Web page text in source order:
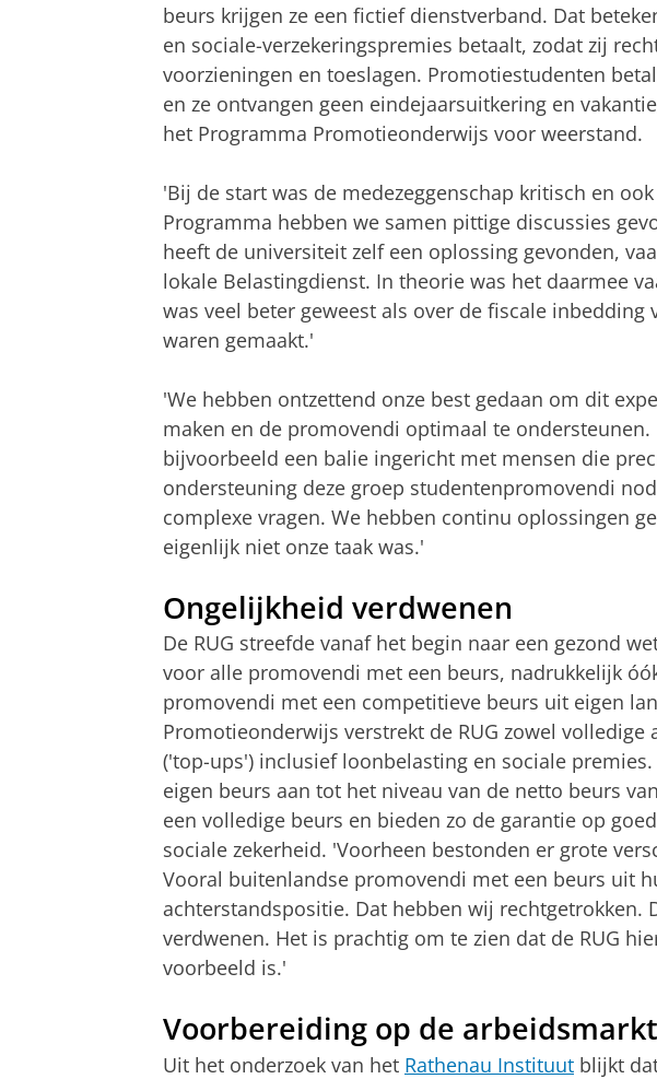
beurs krijgen ze een fictief dienstverband. Dat
en sociale-verzekeringspremies betaalt, zodat zij
voorzieningen en toeslagen. Promotiestudenten
en ze ontvangen geen eindejaarsuitkering en
het Programma Promotieonderwijs voor weerstand.
'Bij de start was de medezeggenschap kritisch en
Programma hebben we samen pittige discussies
heeft de universiteit zelf een oplossing gevonden,
lokale Belastingdienst. In theorie was het daarmee
was veel beter geweest als over de fiscale inbedding
waren gemaakt.'
'We hebben ontzettend onze best gedaan om dit
maken en de promovendi optimaal te
bijvoorbeeld een balie ingericht met mensen die
ondersteuning deze groep studentenpromovendi
complexe vragen. We hebben continu oplossingen
eigenlijk niet onze taak was.'
Ongelijkheid verdwenen
De RUG streefde vanaf het begin naar een gezond
voor alle promovendi met een beurs, nadrukkelijk
promovendi met een competitieve beurs uit eigen
Promotieonderwijs verstrekt de RUG zowel volledige
('top-ups') inclusief loonbelasting en sociale
eigen beurs aan tot het niveau van de netto beurs
een volledige beurs en bieden zo de garantie op
sociale zekerheid. 'Voorheen bestonden er grote
Vooral buitenlandse promovendi met een beurs uit
achterstandspositie. Dat hebben wij rechtgetrokken.
verdwenen. Het is prachtig om te zien dat de RUG
voorbeeld is.'
Voorbereiding op de arbeidsmarkt
Uit het onderzoek van het Rathenau Instituut blijkt